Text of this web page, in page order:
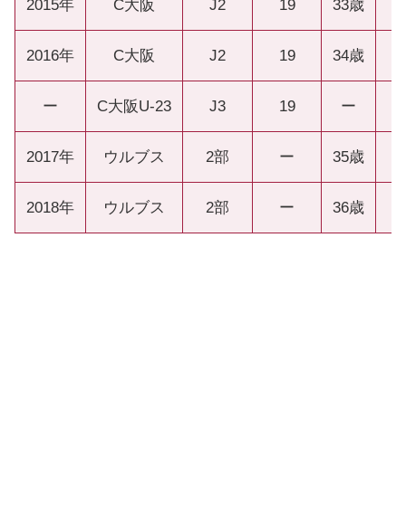
2015年 C大阪 J2 19 33歳
2016年 C大阪 J2 19 34歳
ー C大阪U-23 J3 19 ー
2017年 ウルブス 2部 ー 35歳
2018年 ウルブス 2部 ー 36歳